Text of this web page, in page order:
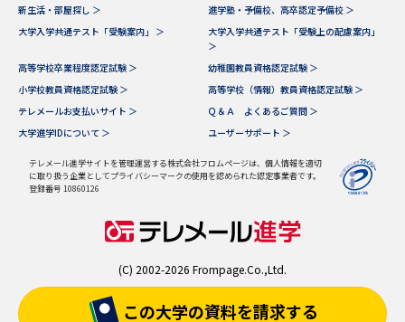
この大学の資料を請求する
新生活・部屋探し ＞
進学塾・予備校、高卒認定予備校 ＞
大学入学共通テスト「受験案内」 ＞
大学入学共通テスト「受験上の配慮案内」
＞
高等学校卒業程度認定試験 ＞
幼稚園教員資格認定試験 ＞
小学校教員資格認定試験 ＞
高等学校（情報）教員資格認定試験 ＞
テレメールお支払いサイト ＞
Ｑ＆Ａ よくあるご質問 ＞
大学進学IDについて ＞
ユーザーサポート ＞
テレメール進学サイトを管理運営する株式会社フロムページは、個人情報を適切
に取り扱う企業としてプライバシーマークの使用を認められた認定事業者です。
登録番号 10860126
(C) 2002-2026 Frompage.Co.,Ltd.